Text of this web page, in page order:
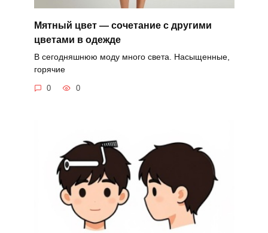
Мятный цвет — сочетание с другими
цветами в одежде
В сегодняшнюю моду много света. Насыщенные,
горячие
0 0